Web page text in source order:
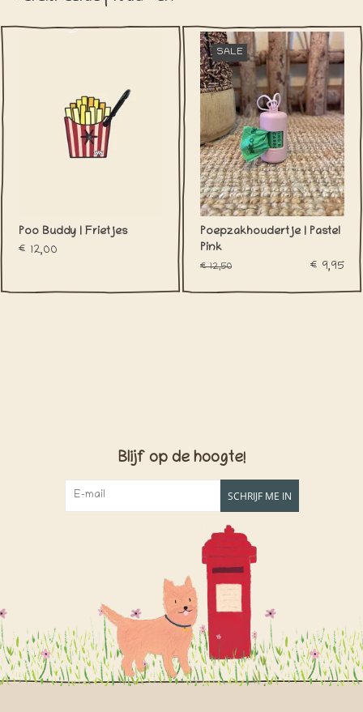
Poo Buddy | Frietjes
€12,00
SALE
Poepzakhoudertje | Pastel
Pink
€12,50 €9,95
Blijf op de hoogte!
SCHRIJF ME IN